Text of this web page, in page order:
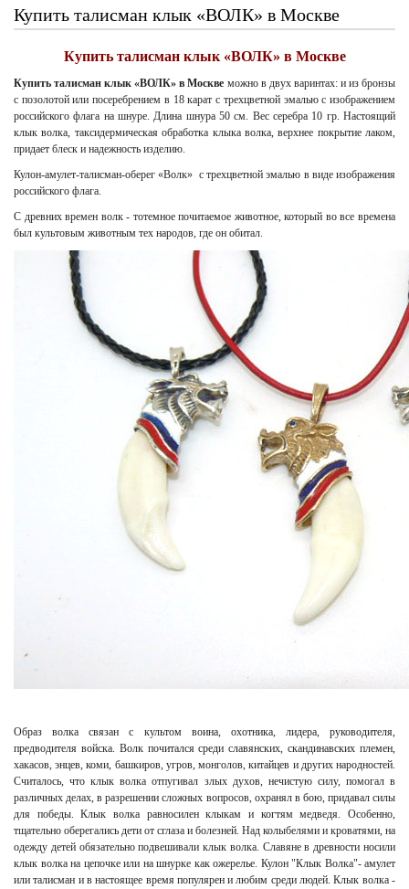
Купить талисман клык «ВОЛК» в Москве
Купить талисман клык «ВОЛК» в Москве
Купить талисман клык «ВОЛК» в Москве можно в двух варинтах: и из бронзы
с позолотой или посеребрением в 18 карат с трехцветной эмалью с изображением
российского флага на шнуре. Длина шнура 50 см. Вес серебра 10 гр. Настоящий
клык волка, таксидермическая обработка клыка волка, верхнее покрытие лаком,
придает блеск и надежность изделию.
Кулон-амулет-талисман-оберег «Волк» с трехцветной эмалью в виде изображения
российского флага.
С древних времен волк - тотемное почитаемое животное, который во все времена
был культовым животным тех народов, где он обитал.
Образ волка связан с культом воина, охотника, лидера, руководителя,
предводителя войска. Волк почитался среди славянских, скандинавских племен,
хакасов, энцев, коми, башкиров, угров, монголов, китайцев и других народностей.
Считалось, что клык волка отпугивал злых духов, нечистую силу, помогал в
различных делах, в разрешении сложных вопросов, охранял в бою, придавал силы
для победы. Клык волка равносилен клыкам и когтям медведя. Особенно,
тщательно оберегались дети от сглаза и болезней. Над колыбелями и кроватями, на
одежду детей обязательно подвешивали клык волка. Славяне в древности носили
клык волка на цепочке или на шнурке как ожерелье. Кулон "Клык Волка"- амулет
или талисман и в настоящее время популярен и любим среди людей. Клык волка -